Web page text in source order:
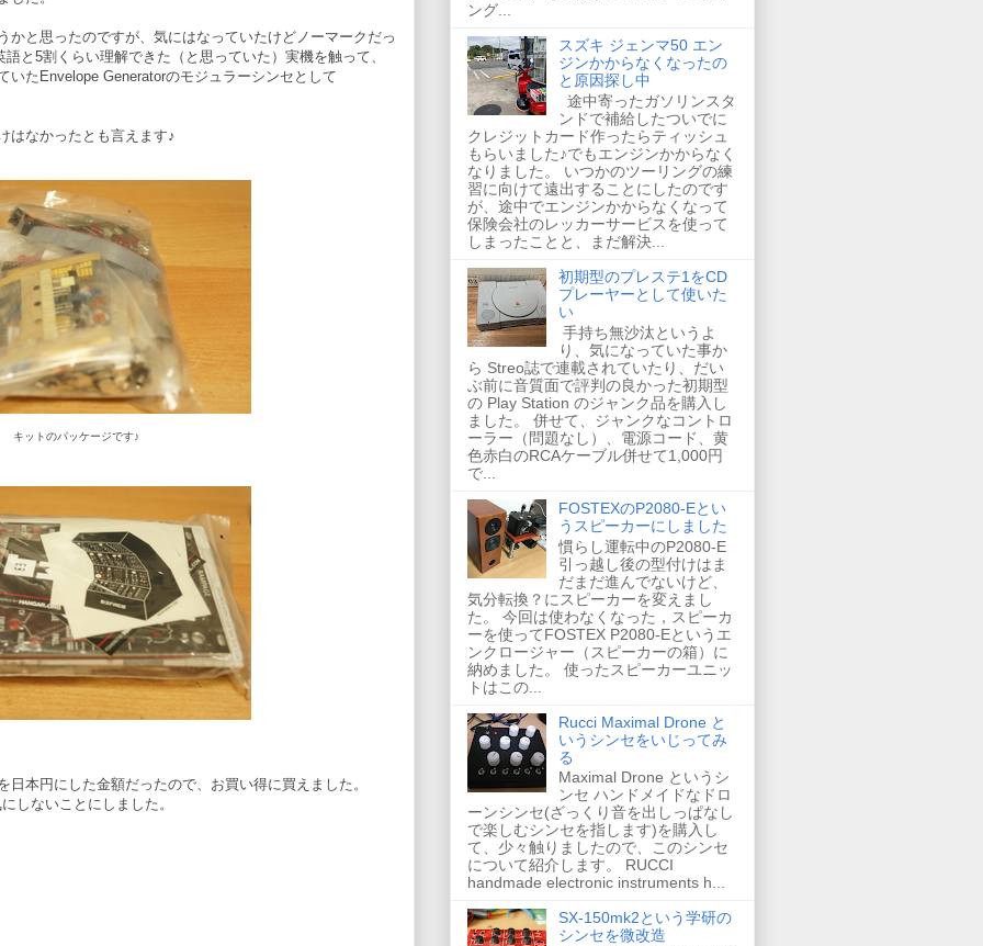
かと思ったのですが、気にはなっていたけどノーマークだっ
と5割くらい理解できた（と思っていた）実機を触って、
いたEnvelope Generatorのモジュラーシンセとして
はなかったとも言えます♪
キットのパッケージです♪
本円にした金額だったので、お買い得に買えました。
しないことにしました。
ング...
スズキ ジェンマ50 エン
ジンかからなくなったの
と原因探し中
途中寄ったガソリンスタ
ンドで補給したついでに
クレジットカード作ったらティッシュ
もらいました♪でもエンジンかからなく
なりました。 いつかのツーリングの練
習に向けて遠出することにしたのです
が、途中でエンジンかからなくなって
保険会社のレッカーサービスを使って
しまったことと、まだ解決...
初期型のプレステ1をCD
プレーヤーとして使いた
い
手持ち無沙汰というよ
り、気になっていた事か
ら Streo誌で連載されていたり、だい
ぶ前に音質面で評判の良かった初期型
の Play Station のジャンク品を購入し
ました。 併せて、ジャンクなコントロ
ーラー（問題なし）、電源コード、黄
色赤白のRCAケーブル併せて1,000円
で...
FOSTEXのP2080-Eとい
うスピーカーにしました
慣らし運転中のP2080-E
引っ越し後の型付けはま
だまだ進んでないけど、
気分転換？にスピーカーを変えまし
た。 今回は使わなくなった，スピーカ
ーを使ってFOSTEX P2080-Eというエ
ンクロージャー（スピーカーの箱）に
納めました。 使ったスピーカーユニッ
トはこの...
Rucci Maximal Drone と
いうシンセをいじってみ
る
Maximal Drone というシ
ンセ ハンドメイドなドロ
ーンシンセ(ざっくり音を出しっぱなし
で楽しむシンセを指します)を購入し
て、少々触りましたので、このシンセ
について紹介します。 RUCCI
handmade electronic instruments h...
SX-150mk2という学研の
シンセを微改造